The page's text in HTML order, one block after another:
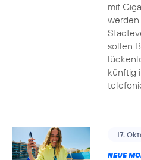
mit
sollen
künftig
17.
NEUE